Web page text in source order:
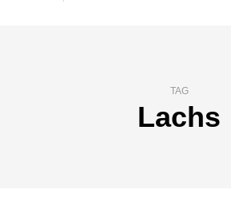
TAG
Lachs